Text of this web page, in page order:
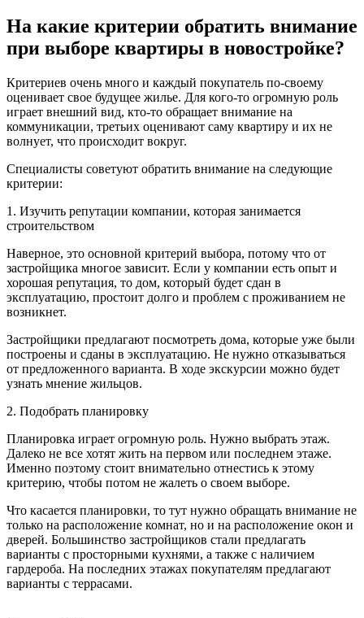
На какие критерии обратить внимание
при выборе квартиры в новостройке?
Критериев очень много и каждый покупатель по-своему
оценивает свое будущее жилье. Для кого-то огромную роль
играет внешний вид, кто-то обращает внимание на
коммуникации, третьих оценивают саму квартиру и их не
волнует, что происходит вокруг.
Специалисты советуют обратить внимание на следующие
критерии:
1. Изучить репутации компании, которая занимается
строительством
Наверное, это основной критерий выбора, потому что от
застройщика многое зависит. Если у компании есть опыт и
хорошая репутация, то дом, который будет сдан в
эксплуатацию, простоит долго и проблем с проживанием не
возникнет.
Застройщики предлагают посмотреть дома, которые уже были
построены и сданы в эксплуатацию. Не нужно отказываться
от предложенного варианта. В ходе экскурсии можно будет
узнать мнение жильцов.
2. Подобрать планировку
Планировка играет огромную роль. Нужно выбрать этаж.
Далеко не все хотят жить на первом или последнем этаже.
Именно поэтому стоит внимательно отнестись к этому
критерию, чтобы потом не жалеть о своем выборе.
Что касается планировки, то тут нужно обращать внимание не
только на расположение комнат, но и на расположение окон и
дверей. Большинство застройщиков стали предлагать
варианты с просторными кухнями, а также с наличием
гардероба. На последних этажах покупателям предлагают
варианты с террасами.